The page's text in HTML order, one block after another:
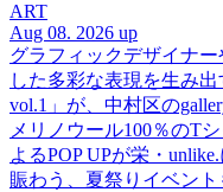
ART
Aug 08. 2026 up
グラフィックデザイナ
した多彩な表現を生み
vol.1」が、中村区の
メリノウール100％のT
よるPOP UPが栄・
賑わう、夏祭りイベント